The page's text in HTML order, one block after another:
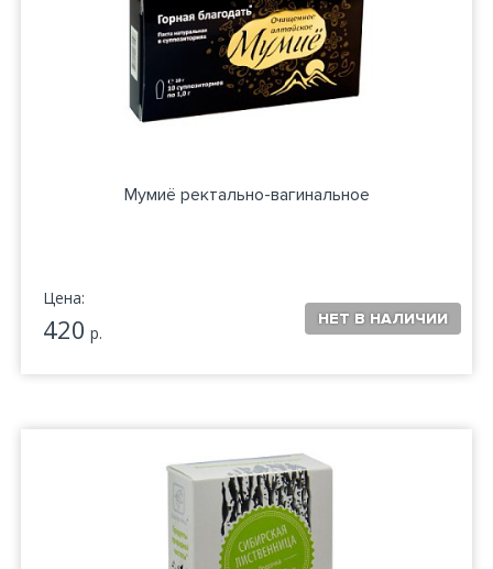
Мумиё ректально-вагинальное
Цена:
420 р.